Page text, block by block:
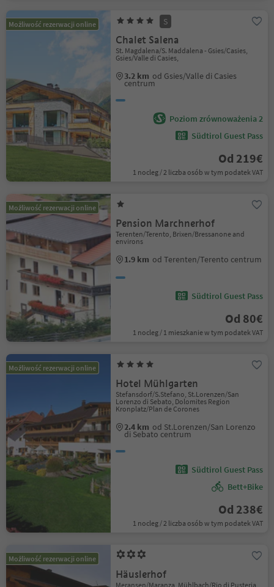
Możliwość rezerwacji online S
Chalet Salena
St. Magdalena/S. Maddalena - Gsies/Casies,
Gsies/Valle di Casies,
3.2 km od Gsies/Valle di Casies
centrum
Poziom zrównoważenia 2
Südtirol Guest Pass
Od 219€
1 nocleg / 2 liczba osób w tym podatek VAT
Możliwość rezerwacji online
Pension Marchnerhof
Terenten/Terento, Brixen/Bressanone and
environs
1.9 km od Terenten/Terento centrum
Südtirol Guest Pass
Od 80€
1 nocleg / 1 mieszkanie w tym podatek VAT
Możliwość rezerwacji online
Hotel Mühlgarten
Stefansdorf/S.Stefano, St.Lorenzen/San
Lorenzo di Sebato, Dolomites Region
Kronplatz/Plan de Corones
2.4 km od St.Lorenzen/San Lorenzo
di Sebato centrum
Südtirol Guest Pass
Bett+Bike
Od 238€
1 nocleg / 2 liczba osób w tym podatek VAT
Możliwość rezerwacji online
Häuslerhof
Meransen/Maranza, Mühlbach/Rio di Pusteria,